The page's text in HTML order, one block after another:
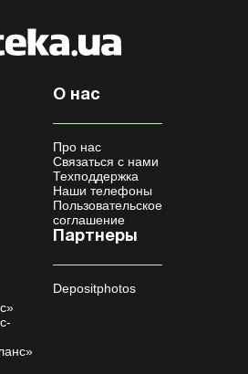
О нас
Про нас
Связаться с нами
Техподдержка
Наши телефоны
Пользовательское
соглашение
Партнеры
Depositphotos